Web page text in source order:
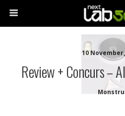
10
Review + Concurs –
Monstru